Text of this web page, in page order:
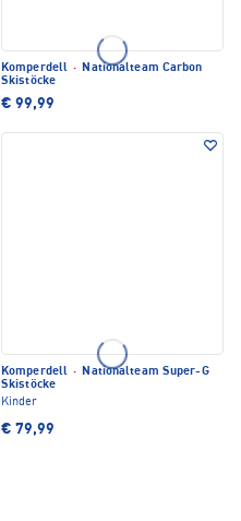
Komperdell · Nationalteam Carbon
Skistöcke
€ 99,99
Komperdell · Nationalteam Super-G
Skistöcke
Kinder
€ 79,99